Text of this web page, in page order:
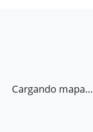
Cargando mapa…